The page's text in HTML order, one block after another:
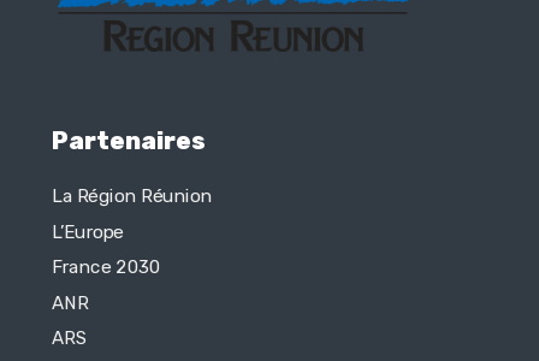
Partenaires
La Région Réunion
L’Europe
France 2030
ANR
ARS